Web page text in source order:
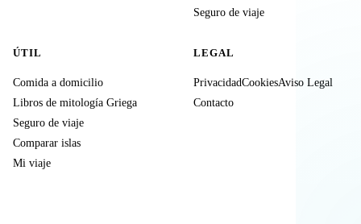
Seguro de viaje
ÚTIL
Comida a domicilio
Libros de mitología Griega
Seguro de viaje
Comparar islas
Mi viaje
LEGAL
PrivacidadCookiesAviso Legal
Contacto